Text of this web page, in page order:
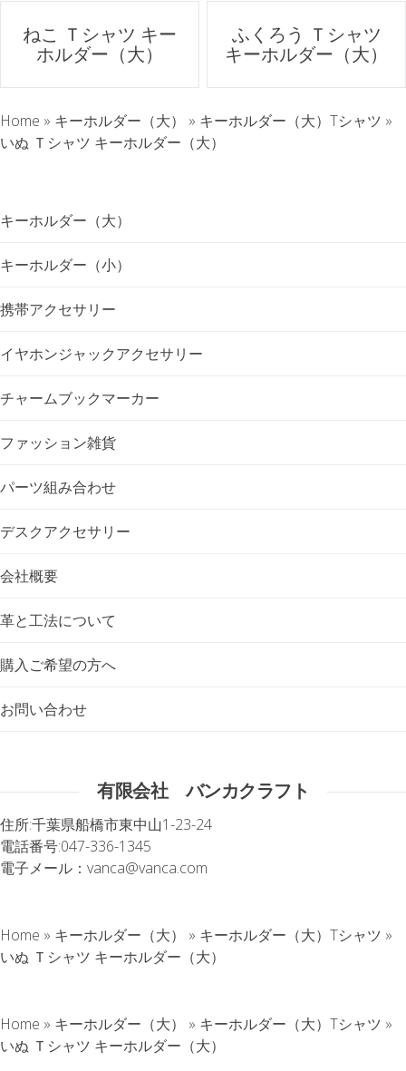
ポ
ト
ナ
ゲ
ー
シ
ョ
ン
ねこ Ｔシャツ キー
ホルダー（大）
ふくろう Ｔシャツ
キーホルダー（大）
Home » キーホルダー（大） » キーホルダー（大）Tシャツ »
いぬ Ｔシャツ キーホルダー（大）
キーホルダー（大）
キーホルダー（小）
携帯アクセサリー
イヤホンジャックアクセサリー
チャームブックマーカー
ファッション雑貨
パーツ組み合わせ
デスクアクセサリー
会社概要
革と工法について
購入ご希望の方へ
お問い合わせ
有限会社 バンカクラフト
住所:千葉県船橋市東中山1-23-24
電話番号:047-336-1345
電子メール： vanca@vanca.com
Home » キーホルダー（大） » キーホルダー（大）Tシャツ »
いぬ Ｔシャツ キーホルダー（大）
Home » キーホルダー（大） » キーホルダー（大）Tシャツ »
いぬ Ｔシャツ キーホルダー（大）